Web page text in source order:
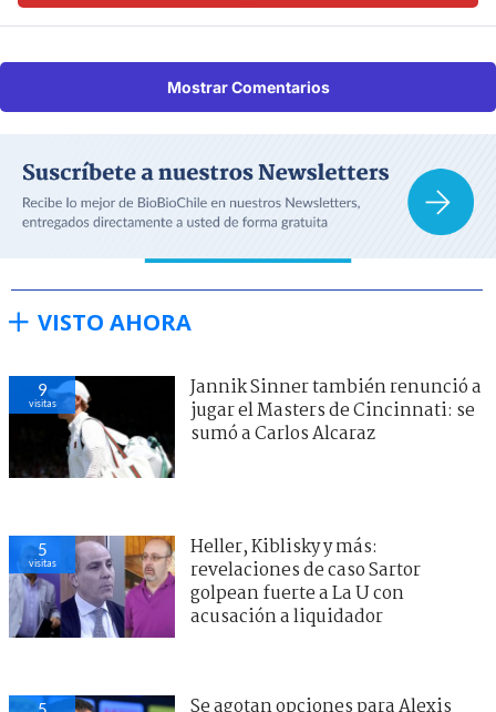
Mostrar Comentarios
VISTO AHORA
9
visitas
Jannik Sinner también renunció a
jugar el Masters de Cincinnati: se
sumó a Carlos Alcaraz
5
visitas
Heller, Kiblisky y más:
revelaciones de caso Sartor
golpean fuerte a La U con
acusación a liquidador